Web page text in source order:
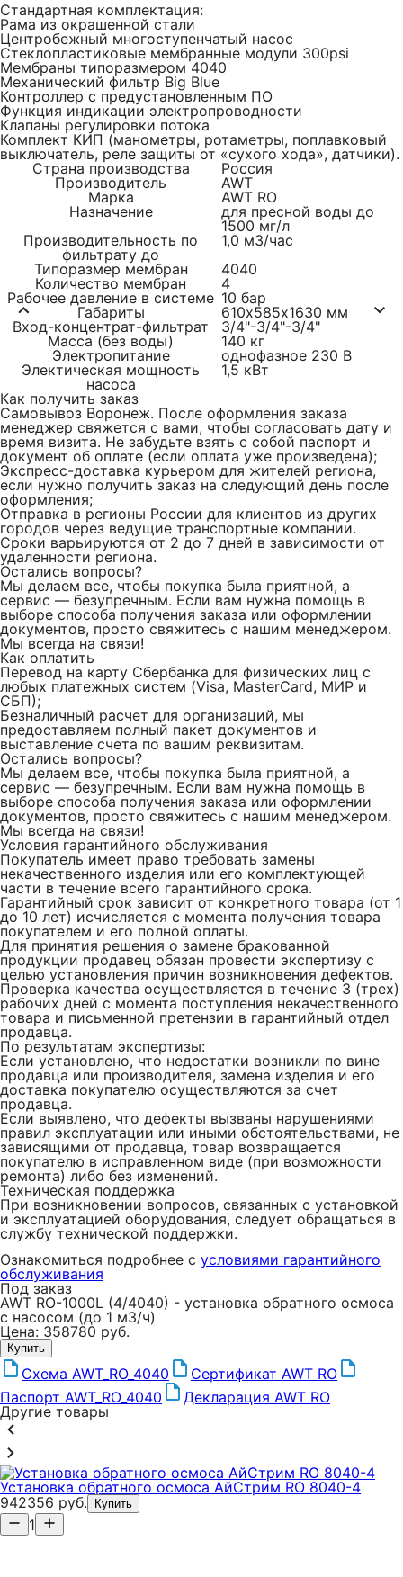
Стандартная комплектация:
Рама из окрашенной стали
Центробежный многоступенчатый насос
Стеклопластиковые мембранные модули 300psi
Мембраны типоразмером 4040
Механический фильтр Big Blue
Контроллер с предустановленным ПО
Функция индикации электропроводности
Клапаны регулировки потока
Комплект КИП (манометры, ротаметры, поплавковый
выключатель, реле защиты от «сухого хода», датчики).
Страна производства
Россия
Производитель
AWT
Марка
AWT RO
Назначение
для пресной воды до
1500 мг/л
Производительность по
фильтрату до
1,0 м3/час
Типоразмер мембран
4040
Количество мембран
4
Рабочее давление в системе 10 бар
Габариты
610х585х1630 мм
Вход-концентрат-фильтрат
3/4"-3/4"-3/4"
Масса (без воды)
140 кг
Электропитание
однофазное 230 В
Электическая мощность
насоса
1,5 кВт
Как получить заказ
Самовывоз Воронеж. После оформления заказа
менеджер свяжется с вами, чтобы согласовать дату и
время визита. Не забудьте взять с собой паспорт и
документ об оплате (если оплата уже произведена);
Экспресс-доставка курьером для жителей региона,
если нужно получить заказ на следующий день после
оформления;
Отправка в регионы России для клиентов из других
городов через ведущие транспортные компании.
Сроки варьируются от 2 до 7 дней в зависимости от
удаленности региона.
Остались вопросы?
Мы делаем все, чтобы покупка была приятной, а
сервис — безупречным. Если вам нужна помощь в
выборе способа получения заказа или оформлении
документов, просто свяжитесь с нашим менеджером.
Мы всегда на связи!
Как оплатить
Перевод на карту Сбербанка для физических лиц c
любых платежных систем (Visa, MasterCard, МИР и
СБП);
Безналичный расчет для организаций, мы
предоставляем полный пакет документов и
выставление счета по вашим реквизитам.
Остались вопросы?
Мы делаем все, чтобы покупка была приятной, а
сервис — безупречным. Если вам нужна помощь в
выборе способа получения заказа или оформлении
документов, просто свяжитесь с нашим менеджером.
Мы всегда на связи!
Условия гарантийного обслуживания
Покупатель имеет право требовать замены
некачественного изделия или его комплектующей
части в течение всего гарантийного срока.
Гарантийный срок зависит от конкретного товара (от 1
до 10 лет) исчисляется с момента получения товара
покупателем и его полной оплаты.
Для принятия решения о замене бракованной
продукции продавец обязан провести экспертизу с
целью установления причин возникновения дефектов.
Проверка качества осуществляется в течение 3 (трех)
рабочих дней с момента поступления некачественного
товара и письменной претензии в гарантийный отдел
продавца.
По результатам экспертизы:
Если установлено, что недостатки возникли по вине
продавца или производителя, замена изделия и его
доставка покупателю осуществляются за счет
продавца.
Если выявлено, что дефекты вызваны нарушениями
правил эксплуатации или иными обстоятельствами, не
зависящими от продавца, товар возвращается
покупателю в исправленном виде (при возможности
ремонта) либо без изменений.
Техническая поддержка
При возникновении вопросов, связанных с установкой
и эксплуатацией оборудования, следует обращаться в
службу технической поддержки.
Ознакомиться подробнее с условиями гарантийного
обслуживания
Под заказ
AWT RO-1000L (4/4040) - установка обратного осмоса
с насосом (до 1 м3/ч)
Цена: 358780 руб.
Купить
Схема AWT_RO_4040
Сертификат AWT RO
Паспорт AWT_RO_4040
Декларация AWT RO
Другие товары
Установка обратного осмоса АйСтрим RO 8040-4
942356 руб.
Купить
1